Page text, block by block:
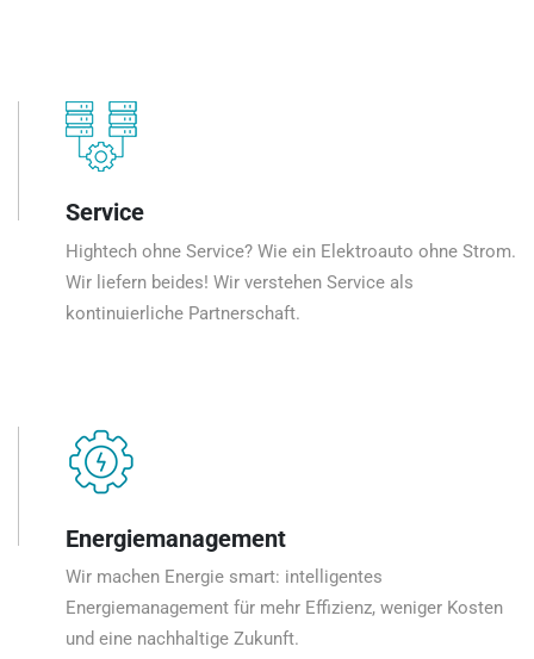
Service
Hightech ohne Service? Wie ein Elektroauto ohne Strom.
Wir liefern beides! Wir verstehen Service als
kontinuierliche Partnerschaft.
Energiemanagement
Wir machen Energie smart: intelligentes
Energiemanagement für mehr Effizienz, weniger Kosten
und eine nachhaltige Zukunft.